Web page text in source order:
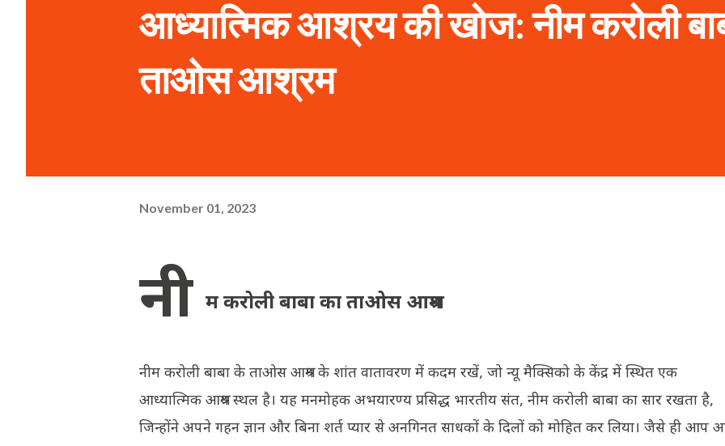
आध्यात्मिक आश्रय की खोज: नीम करोली
ताओस आश्रम
November 01, 2023
नी म करोली बाबा का ताओस आश्रम
नीम करोली बाबा के ताओस आश्रम के शांत वातावरण में कदम रखें, जो न्यू मैक्सिको के केंद्र में स्थित एक
आध्यात्मिक आश्रय स्थल है। यह मनमोहक अभयारण्य प्रसिद्ध भारतीय संत, नीम करोली बाबा का सार रखता है,
जिन्होंने अपने गहन ज्ञान और बिना शर्त प्यार से अनगिनत साधकों के दिलों को मोहित कर लिया। जैसे ही आप